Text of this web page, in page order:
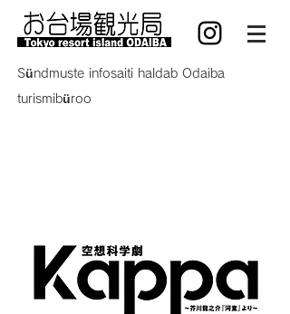
Sündmuste infosaiti haldab Odaiba
turismibüroo